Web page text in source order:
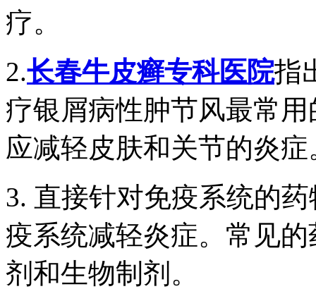
疗。
2.长春牛皮癣专科医院指
疗银屑病性肿节风最常
应减轻皮肤和关节的炎症
3. 直接针对免疫系统的
疫系统减轻炎症。常见
剂和生物制剂。